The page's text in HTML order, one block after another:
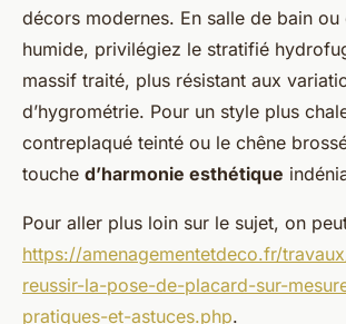
décors modernes. En salle de bain ou
humide, privilégiez le stratifié
massif traité, plus résistant aux
d’hygrométrie. Pour un style plus
contreplaqué teinté ou le chêne
touche d’harmonie esthétique
Pour aller plus loin sur le sujet, on
https://amenagementetdeco.fr/
reussir-la-pose-de-placard-sur-
pratiques-et-astuces.php.